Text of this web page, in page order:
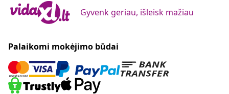
Gyvenk geriau, išleisk mažiau
Palaikomi mokėjimo būdai